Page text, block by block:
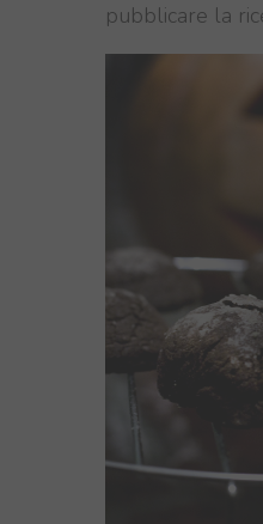
pubblicare la